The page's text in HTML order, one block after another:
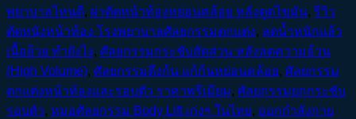
พยาบาลไหนดี, ผ่าตัดหน้าท้องหย่อนคล้อย หลังดูดไขมัน, รีวิว
ตัดหนังหน้าท้อง โรงพยาบาลศัลยกรรมตกแต่ง, ลดน้ำหนักแล้ว
เนื้อย้วย ทำยังไง, ศัลยกรรมกระชับสัดส่วน หลังลดความอ้วน
(High Volume), ศัลยกรรมดึงก้น แก้ก้นหย่อนคล้อย, ศัลยกรรม
ตกแต่งหน้าท้องและรอบตัว ราคาพรีเมียม, ศัลยกรรมยกกระชับ
รอบตัว, หมอศัลยกรรม Body Lift เก่งๆ ในไทย, ออกกำลังกาย